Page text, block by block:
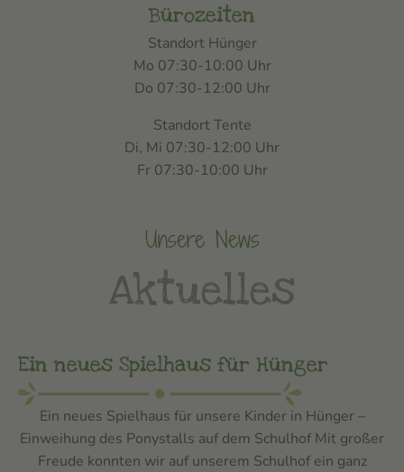
Bürozeiten
Standort Hünger
Mo 07:30-10:00 Uhr
Do 07:30-12:00 Uhr
Standort Tente
Di, Mi 07:30-12:00 Uhr
Fr 07:30-10:00 Uhr
Unsere News
Aktuelles
Ein neues Spielhaus für Hünger
Ein neues Spielhaus für unsere Kinder in Hünger –
Einweihung des Ponystalls auf dem Schulhof Mit großer
Freude konnten wir auf unserem Schulhof ein ganz